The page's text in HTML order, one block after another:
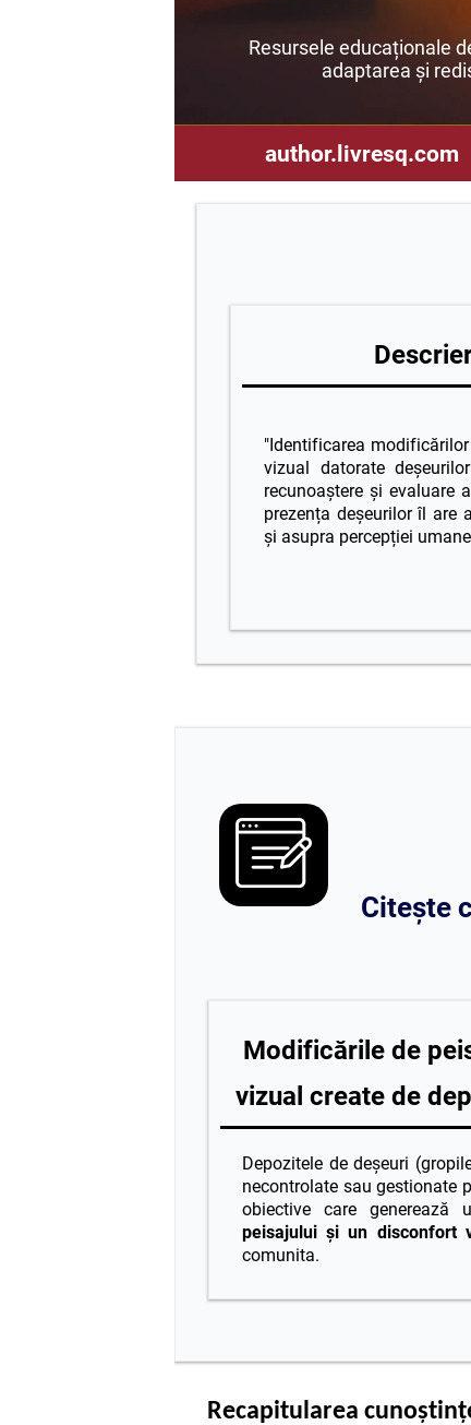
Resursele educaționale
adaptarea și
author.livresq.com
"Identificarea
vizual datorate
recunoaștere și evaluare
prezența deșeurilor îl are
și asupra percepției
Citește
Modificările de
vizual create de
Depozitele de deșeuri
necontrolate sau gestionate
obiective care generează
peisajului și un disconfort
comunita.
Recapitularea